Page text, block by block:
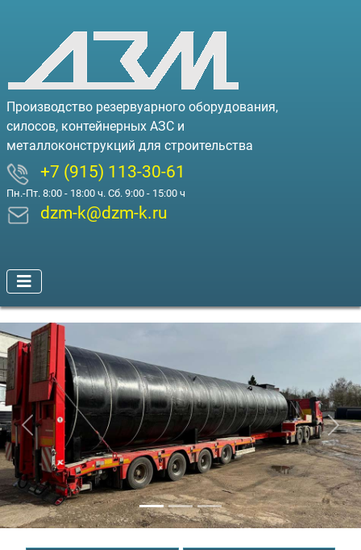
Производство резервуарного оборудования,
силосов, контейнерных АЗС и
металлоконструкций для строительства
+7 (915) 113-30-61
Пн.-Пт. 8:00 - 18:00 ч. Сб. 9:00 - 15:00 ч
dzm-k@dzm-k.ru
Предыдущий